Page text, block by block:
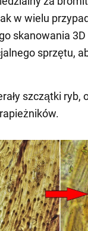
w wielu
skanowania
sprzętu,
szczątki ryb,